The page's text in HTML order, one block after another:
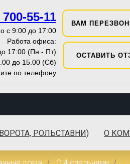
55-11
с 9:00 до 17:00
Работа офиса:
17:00 (Пн - Пт)
до 15.00 (Сб)
по телефону
ВАМ
ОСТАВИТЬ
(ВОРОТА, РОЛЬСТАВНИ) О